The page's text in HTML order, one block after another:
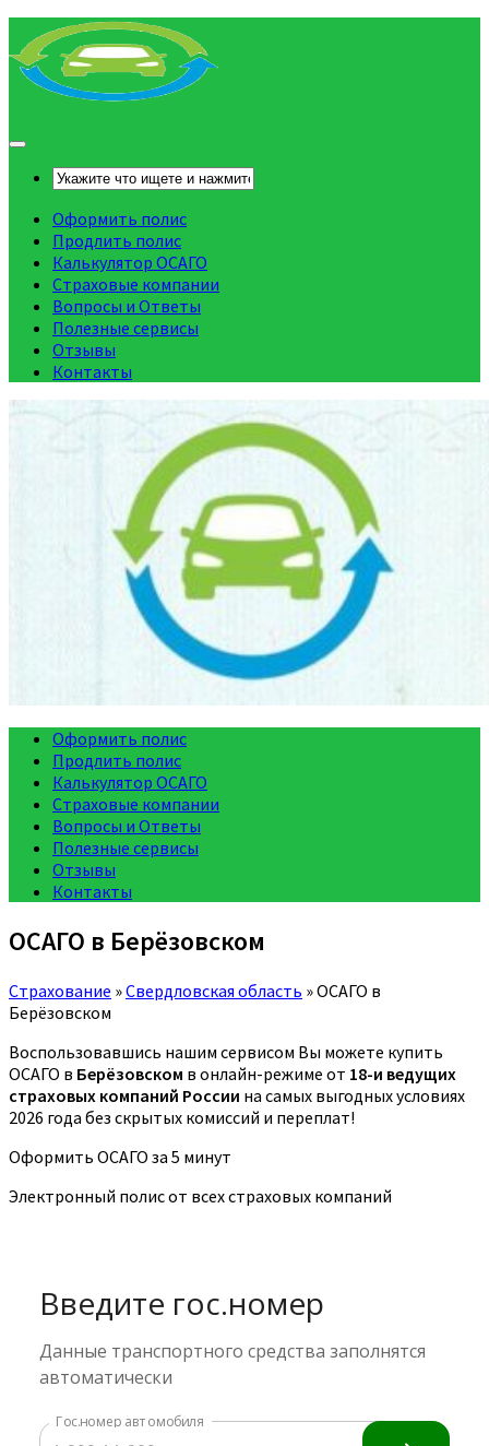
Оформить полис
Продлить полис
Калькулятор ОСАГО
Страховые компании
Вопросы и Ответы
Полезные сервисы
Отзывы
Контакты
Оформить полис
Продлить полис
Калькулятор ОСАГО
Страховые компании
Вопросы и Ответы
Полезные сервисы
Отзывы
Контакты
ОСАГО в Берёзовском
Страхование »Свердловская область »ОСАГО в
Берёзовском
Воспользовавшись нашим сервисом Вы можете купить
ОСАГО в Берёзовском в онлайн-режиме от 18-и ведущих
страховых компаний России на самых выгодных условиях
2026 года без скрытых комиссий и переплат!
Оформить ОСАГО за 5 минут
Электронный полис от всех страховых компаний